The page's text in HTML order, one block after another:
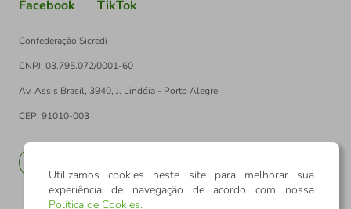
Facebook TikTok
Confederação Sicredi
CNPJ: 03.795.072/0001-60
Av. Assis Brasil, 3940, J. Lindóia - Porto Alegre
CEP: 91010-003
Utilizamos cookies neste site para melhorar sua
experiência de navegação de acordo com nossa
Política de Cookies.